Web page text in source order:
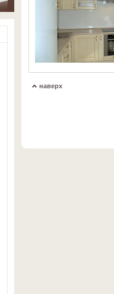
наверх